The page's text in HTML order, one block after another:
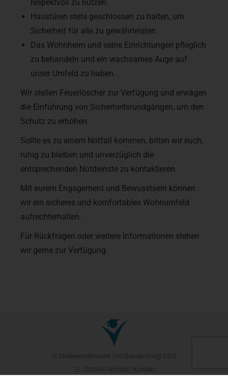
respektvoll zu nutzen.
Haustüren stets geschlossen zu halten, um
Sicherheit für alle zu gewährleisten.
Das Wohnheim und seine Einrichtungen pfleglich
zu behandeln und ein wachsames Auge auf
unser Umfeld zu haben.
Wir stellen Feuerlöscher zur Verfügung und erwägen
die Einführung von Sicherheitsrundgängen, um den
Schutz zu erhöhen.
Sollte es zu einem Notfall kommen, bitten wir euch,
ruhig zu bleiben und unverzüglich die
entsprechenden Notdienste zu kontaktieren.
Mit eurem Engagement und Bewusstsein können
wir ein sicheres und komfortables Wohnumfeld
aufrechterhalten.
Für Rückfragen oder weitere Informationen stehen
wir gerne zur Verfügung.